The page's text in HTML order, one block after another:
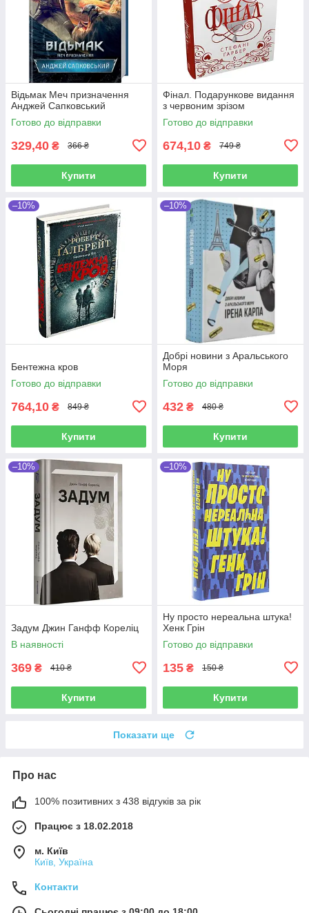
Відьмак Меч призначення
Анджей Сапковський
Готово до відправки
329,40 ₴ 366 ₴
Купити
Фінал. Подарункове видання
з червоним зрізом
Готово до відправки
674,10 ₴ 749 ₴
Купити
–10%
Бентежна кров
Готово до відправки
764,10 ₴ 849 ₴
Купити
–10%
Добрі новини з Аральського
Моря
Готово до відправки
432 ₴ 480 ₴
Купити
–10%
Задум Джин Ганфф Кореліц
В наявності
369 ₴ 410 ₴
Купити
–10%
Ну просто нереальна штука!
Хенк Грін
Готово до відправки
135 ₴ 150 ₴
Купити
Показати ще
Про нас
100% позитивних з 438 відгуків за рік
Працює з 18.02.2018
м. Київ
Київ, Україна
Контакти